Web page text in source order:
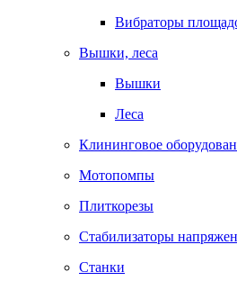
Вибраторы
Вышки, леса
Вышки
Леса
Клининговое
Мотопомпы
Плиткорезы
Стабилизаторы
Станки